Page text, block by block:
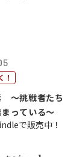
！
〜挑戦者たち
っている〜
で販売中！